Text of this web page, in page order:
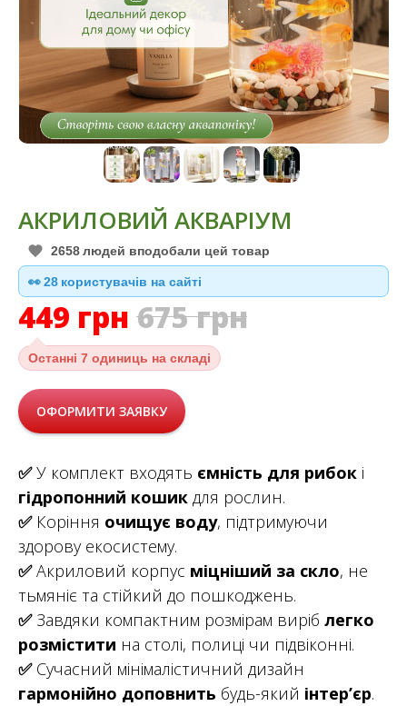
АКРИЛОВИЙ АКВАРІУМ
2658 людей вподобали цей товар
👀29 користувачів на сайті
449 грн 675грн
Останні 7 одиниць на складі
ОФОРМИТИ ЗАЯВКУ
✅У комплект входять ємність для рибок і
гідропонний кошик для рослин.
✅Коріння очищує воду, підтримуючи
здорову екосистему.
✅Акриловий корпус міцніший за скло, не
тьмяніє та стійкий до пошкоджень.
✅Завдяки компактним розмірам виріб легко
розмістити на столі, полиці чи підвіконні.
✅Сучасний мінімалістичний дизайн
гармонійно доповнить будь-який інтер’єр.